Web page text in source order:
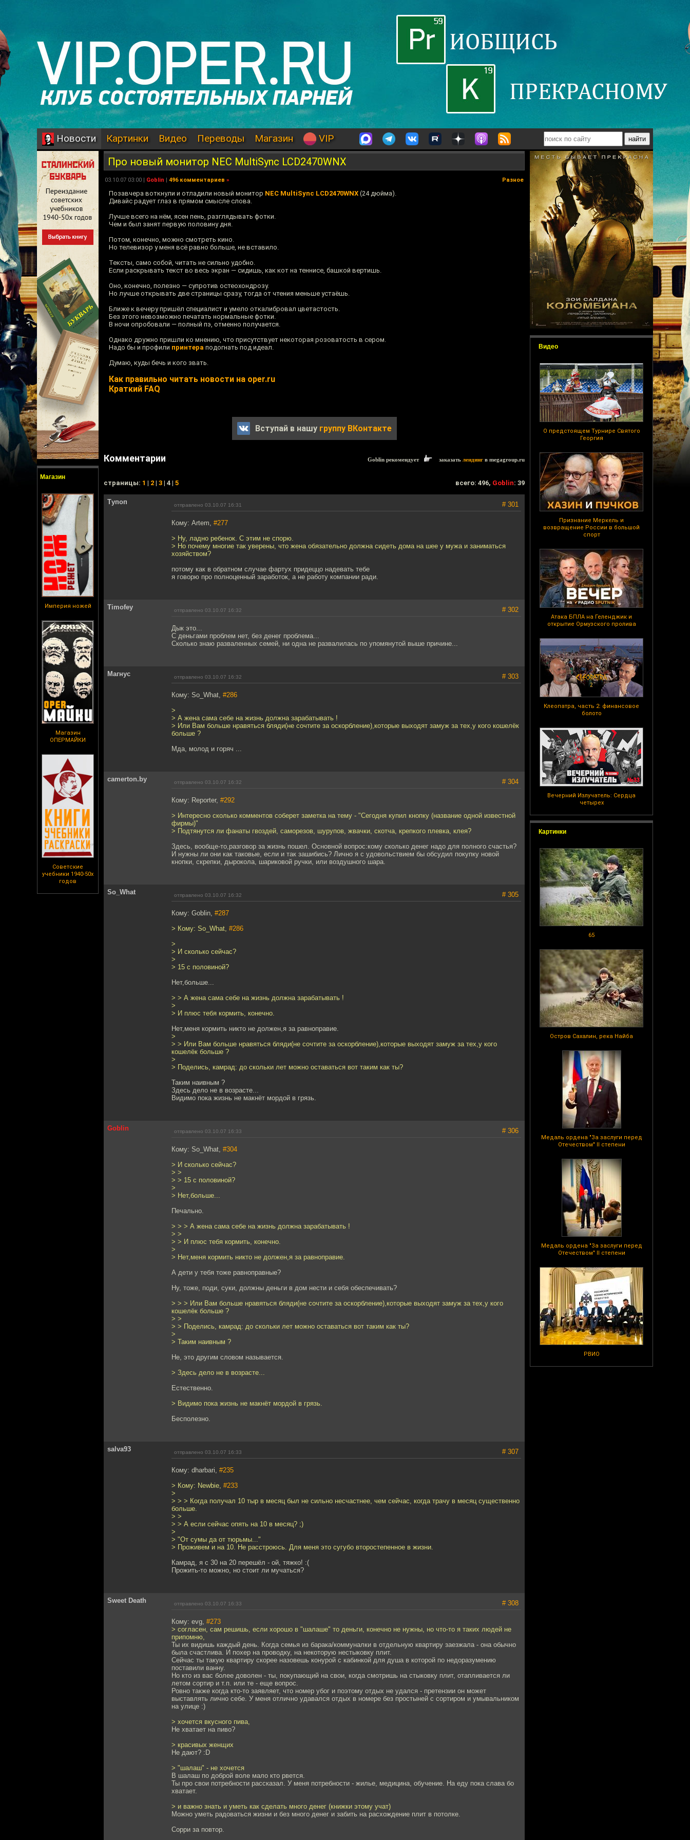
Новости Картинки Видео Переводы Магазин VIP
Магазин
Империя ножей
Магазин
ОПЕРМАЙКИ
Советские
учебники 1940-50х
годов
Видео
О предстоящем Турнире Святого
Георгия
Признание Меркель и
возвращение России в большой
спорт
Атака БПЛА на Геленджик и
открытие Ормузского пролива
Клеопатра, часть 2: финансовое
болото
Вечерний Излучатель: Сердца
четырех
Картинки
65
Остров Сахалин, река Найба
Медаль ордена "За заслуги перед
Отечеством" II степени
Медаль ордена "За заслуги перед
Отечеством" II степени
РВИО
Про новый монитор NEC MultiSync LCD2470WNX
03.10.07 03:00 | Goblin | 496 комментариев » Разное
Позавчера воткнули и отладили новый монитор NEC MultiSync LCD2470WNX (24 дюйма).
Дивайс радует глаз в прямом смысле слова.
Лучше всего на нём, ясен пень, разглядывать фотки.
Чем и был занят первую половину дня.
Потом, конечно, можно смотреть кино.
Но телевизор у меня всё равно больше, не вставило.
Тексты, само собой, читать не сильно удобно.
Если раскрывать текст во весь экран — сидишь, как кот на теннисе, башкой вертишь.
Оно, конечно, полезно — супротив остеохондрозу.
Но лучше открывать две страницы сразу, тогда от чтения меньше устаёшь.
Ближе к вечеру пришёл специалист и умело откалибровал цветастость.
Без этого невозможно печатать нормальные фотки.
В ночи опробовали — полный пэ, отменно получается.
Однако дружно пришли ко мнению, что присутствует некоторая розоватость в сером.
Надо бы и профили принтера подогнать под идеал.
Думаю, куды бечь и кого звать.
Как правильно читать новости на oper.ru
Краткий FAQ
Вступай в нашу группу ВКонтакте
Комментарии Goblin рекомендует заказать лендинг в megagroup.ru
cтраницы: 1 | 2 | 3 | 4 | 5 всего: 496, Goblin: 39
Тупоп отправлено 03.10.07 16:31 # 301
Кому: Artem, #277
> Ну, ладно ребенок. С этим не спорю.
> Но почему многие так уверены, что жена обязательно должна сидеть дома на шее у мужа и заниматься
хозяйством?
потому как в обратном случае фартух придеццо надевать тебе
я говорю про полноценный заработок, а не работу компании ради.
Timofey отправлено 03.10.07 16:32 # 302
Дык это...
С деньгами проблем нет, без денег проблема...
Сколько знаю разваленных семей, ни одна не развалилась по упомянутой выше причине...
Магнус отправлено 03.10.07 16:32 # 303
Кому: So_What, #286
>
> А жена сама себе на жизнь должна зарабатывать !
> Или Вам больше нравяться бляди(не сочтите за оскорбление),которые выходят замуж за тех,у кого кошелёк
больше ?
Мда, молод и горяч ...
camerton.by отправлено 03.10.07 16:32 # 304
Кому: Reporter, #292
> Интересно сколько комментов соберет заметка на тему - "Сегодня купил кнопку (название одной известной
фирмы)"
> Подтянутся ли фанаты гвоздей, саморезов, шурупов, жвачки, скотча, крепкого плевка, клея?
Здесь, вообще-то,разговор за жизнь пошел. Основной вопрос:кому сколько денег надо для полного счастья?
И нужны ли они как таковые, если и так зашибись? Лично я с удовольствием бы обсудил покупку новой
кнопки, скрепки, дырокола, шариковой ручки, или воздушного шара.
So_What отправлено 03.10.07 16:32 # 305
Кому: Goblin, #287
> Кому: So_What, #286
>
> И сколько сейчас?
>
> 15 с половиной?
Нет,больше...
> > А жена сама себе на жизнь должна зарабатывать !
>
> И плюс тебя кормить, конечно.
Нет,меня кормить никто не должен,я за равноправие.
>
> > Или Вам больше нравяться бляди(не сочтите за оскорбление),которые выходят замуж за тех,у кого
кошелёк больше ?
>
> Поделись, камрад: до скольки лет можно оставаться вот таким как ты?
Таким наивным ?
Здесь дело не в возрасте...
Видимо пока жизнь не макнёт мордой в грязь.
Goblin отправлено 03.10.07 16:33 # 306
Кому: So_What, #304
> И сколько сейчас?
> >
> > 15 с половиной?
>
> Нет,больше...
Печально.
> > > А жена сама себе на жизнь должна зарабатывать !
> >
> > И плюс тебя кормить, конечно.
>
> Нет,меня кормить никто не должен,я за равноправие.
А дети у тебя тоже равноправные?
Ну, тоже, поди, суки, должны деньги в дом нести и себя обеспечивать?
> > > Или Вам больше нравяться бляди(не сочтите за оскорбление),которые выходят замуж за тех,у кого
кошелёк больше ?
> >
> > Поделись, камрад: до скольки лет можно оставаться вот таким как ты?
>
> Таким наивным ?
Не, это другим словом называется.
> Здесь дело не в возрасте...
Естественно.
> Видимо пока жизнь не макнёт мордой в грязь.
Бесполезно.
salva93 отправлено 03.10.07 16:33 # 307
Кому: dharbari, #235
> Кому: Newbie, #233
>
> > > Когда получал 10 тыр в месяц был не сильно несчастнее, чем сейчас, когда трачу в месяц существенно
больше.
> >
> > А если сейчас опять на 10 в месяц? ;)
>
> "От сумы да от тюрьмы..."
> Проживем и на 10. Не расстроюсь. Для меня это сугубо второстепенное в жизни.
Камрад, я с 30 на 20 перешёл - ой, тяжко! :(
Прожить-то можно, но стоит ли мучаться?
Sweet Death отправлено 03.10.07 16:33 # 308
Кому: evg, #273
> согласен, сам решишь, если хорошо в "шалаше" то деньги, конечно не нужны, но что-то я таких людей не
припомню,
Ты их видишь каждый день. Когда семья из барака/коммуналки в отдельную квартиру заезжала - она обычно
была счастлива. И похер на проводку, на некоторую нестыковку плит.
Сейчас ты такую квартиру скорее назовешь конурой с кабинкой для душа в которой по недоразумению
поставили ванну.
Но кто из вас более доволен - ты, покупающий на свои, когда смотришь на стыковку плит, отапливается ли
летом сортир и т.п. или те - еще вопрос.
Ровно также когда кто-то заявляет, что номер убог и поэтому отдых не удался - претензии он может
выставлять лично себе. У меня отлично удавался отдых в номере без простыней с сортиром и умывальником
на улице :)
> хочется вкусного пива,
Не хватает на пиво?
> красивых женщих
Не дают? :D
> "шалаш" - не хочется
В шалаш по доброй воле мало кто рвется.
Ты про свои потребности рассказал. У меня потребности - жилье, медицина, обучение. На еду пока слава бо
хватает.
> и важно знать и уметь как сделать много денег (книжки этому учат)
Можно уметь радоваться жизни и без много денег и забить на расхождение плит в потолке.
Сорри за повтор.